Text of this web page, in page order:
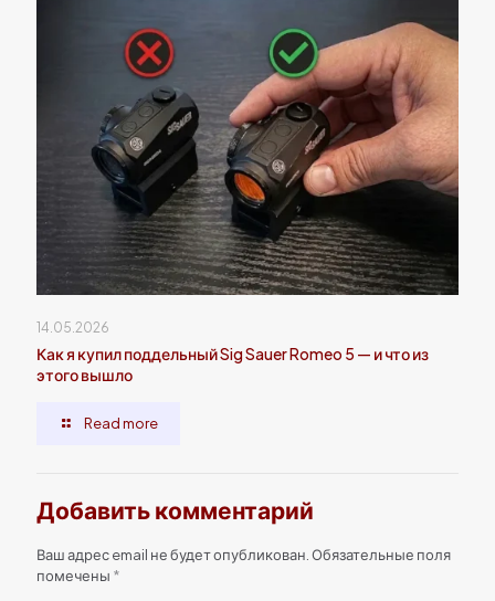
14.05.2026
Как я купил поддельный Sig Sauer Romeo 5 — и что из
этого вышло
Read more
Добавить комментарий
Ваш адрес email не будет опубликован.Обязательные поля
помечены *